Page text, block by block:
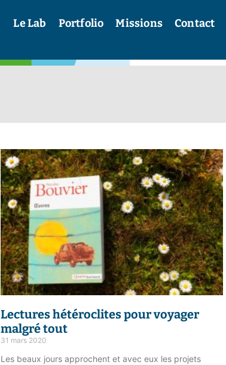
Le Lab Portfolio Missions Contact
Lectures hétéroclitespour voyager
malgré tout
31 mars 2020
Les beaux jours approchent et avec eux les projets